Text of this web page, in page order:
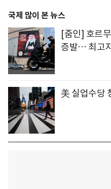
국제 많이 본 뉴스
[줌인] 호르
증발… 최고
美 실업수당